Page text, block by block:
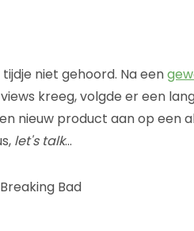
niet gehoord. Na een
kreeg, volgde er een
nieuw product aan op een
let's talk…
Bad